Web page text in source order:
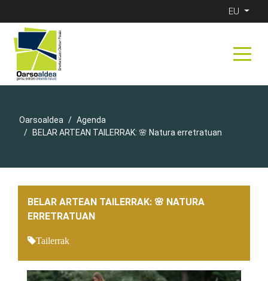
EU
Oarsoaldea
Agenda
BELAR ARTEAN TAILERRAK: 🌸 Natura erretratuan
BELAR ARTEAN TAILERRAK: 🌸 NATURA
ERRETRATUAN
Tailerrak